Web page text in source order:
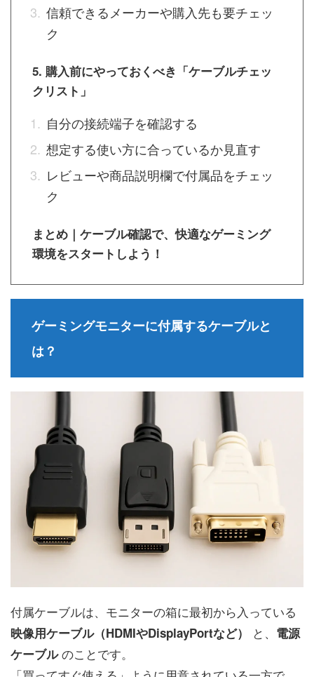
信頼できるメーカーや購入先も要チェッ
ク
5. 購入前にやっておくべき「ケーブルチェッ
クリスト」
自分の接続端子を確認する
想定する使い方に合っているか見直す
レビューや商品説明欄で付属品をチェッ
ク
まとめ｜ケーブル確認で、快適なゲーミング
環境をスタートしよう！
ゲーミングモニターに付属するケーブルと
は？
付属ケーブルは、モニターの箱に最初から入っている
映像用ケーブル（HDMIやDisplayPortなど） と、 電源
ケーブルのことです。